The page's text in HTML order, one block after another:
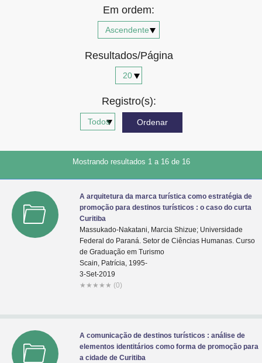
Em ordem:
Resultados/Página
Registro(s):
Mostrando resultados 1 a 16 de 16
A arquitetura da marca turística como estratégia de
promoção para destinos turísticos : o caso do curta
Curitiba
Massukado-Nakatani, Marcia Shizue; Universidade
Federal do Paraná. Setor de Ciências Humanas. Curso
de Graduação em Turismo
Scain, Patrícia, 1995-
3-Set-2019
★ ★ ★ ★ ★ (0)
A comunicação de destinos turísticos : análise de
elementos identitários como forma de promoção para
a cidade de Curitiba